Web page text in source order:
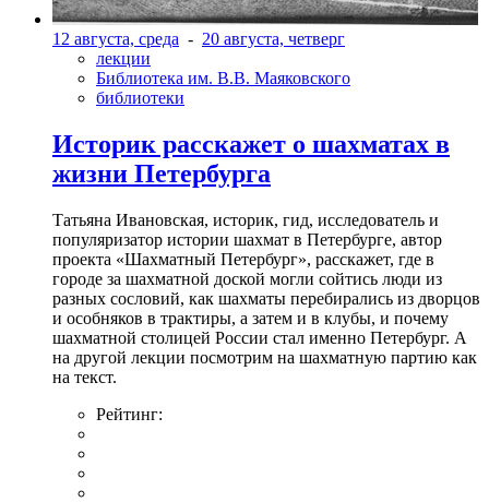
12 августа, среда - 20 августа, четверг
лекции
Библиотека им. В.В. Маяковского
библиотеки
Историк расскажет о шахматах в
жизни Петербурга
Татьяна Ивановская, историк, гид, исследователь и
популяризатор истории шахмат в Петербурге, автор
проекта «Шахматный Петербург», расскажет, где в
городе за шахматной доской могли сойтись люди из
разных сословий, как шахматы перебирались из дворцов
и особняков в трактиры, а затем и в клубы, и почему
шахматной столицей России стал именно Петербург. А
на другой лекции посмотрим на шахматную партию как
на текст.
Рейтинг: